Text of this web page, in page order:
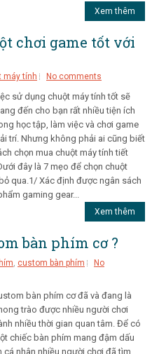
Xem thêm
chơi game tốt với
máy tính No comments
sử dụng chuột máy tính tốt sẽ
đến cho bạn rất nhiều tiện ích
học tập, làm việc và chơi game
trí. Nhưng không phải ai cũng biết
chọn mua chuột máy tính tiết
đây là 7 mẹo để chọn chuột
qua.1/ Xác định được ngân sách
gaming gear...
Xem thêm
bàn phím cơ ?
, custom bàn phím
No
bàn phím cơ đã và đang là
trào được nhiều người chơi
nhiều thời gian quan tâm. Để có
chiếc bàn phím mang đậm dấu
cá nhân nhiều người chơi đã tìm